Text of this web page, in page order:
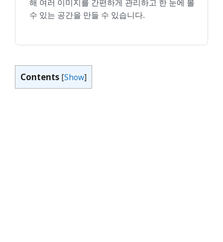
해 여러 이미지를 간편하게 관리하고 한 눈에 볼
수 있는 공간을 만들 수 있습니다.
Contents [Show]